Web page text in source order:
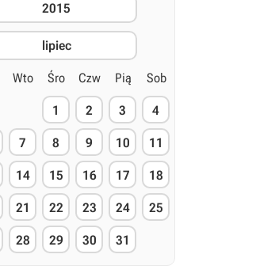
2015
lipiec
Wto Śro Czw Pią Sob
1 2 3 4
7 8 9 10 11
14 15 16 17 18
21 22 23 24 25
28 29 30 31